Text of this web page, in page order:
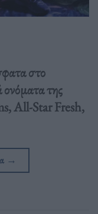
στο
της
All-Star Fresh,
→